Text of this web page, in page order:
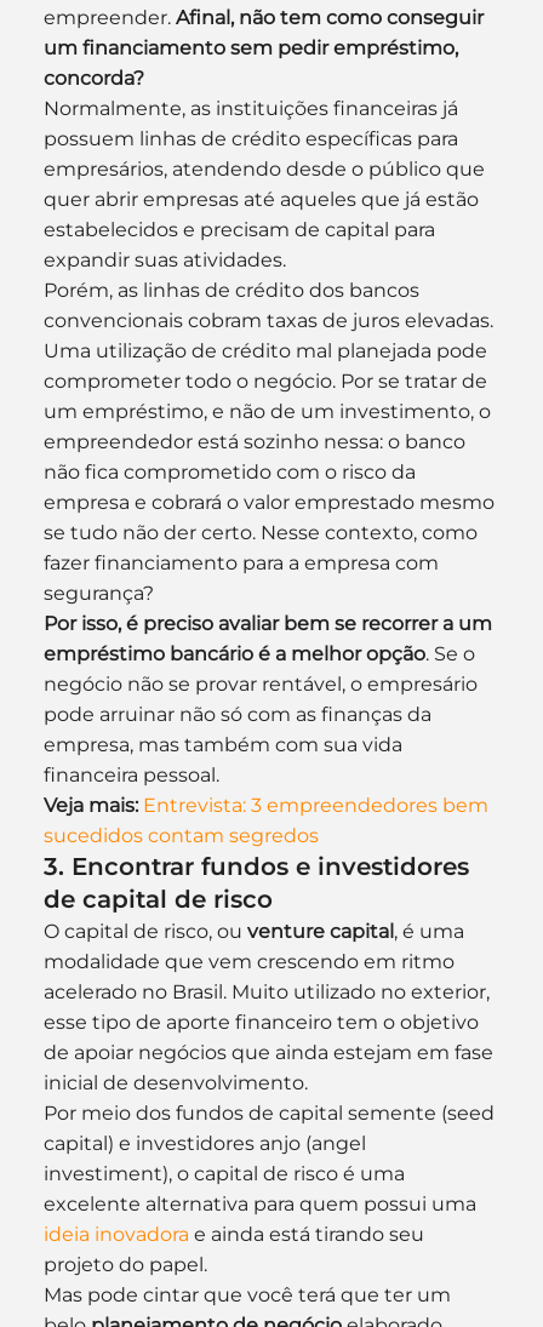
empreender. Afinal, não tem como conseguir
um financiamento sem pedir empréstimo,
concorda?
Normalmente, as instituições financeiras já
possuem linhas de crédito específicas para
empresários, atendendo desde o público que
quer abrir empresas até aqueles que já estão
estabelecidos e precisam de capital para
expandir suas atividades.
Porém, as linhas de crédito dos bancos
convencionais cobram taxas de juros elevadas.
Uma utilização de crédito mal planejada pode
comprometer todo o negócio. Por se tratar de
um empréstimo, e não de um investimento, o
empreendedor está sozinho nessa: o banco
não fica comprometido com o risco da
empresa e cobrará o valor emprestado mesmo
se tudo não der certo. Nesse contexto, como
fazer financiamento para a empresa com
segurança?
Por isso, é preciso avaliar bem se recorrer a um
empréstimo bancário é a melhor opção. Se o
negócio não se provar rentável, o empresário
pode arruinar não só com as finanças da
empresa, mas também com sua vida
financeira pessoal.
Veja mais: Entrevista: 3 empreendedores bem
sucedidos contam segredos
3. Encontrar fundos e investidores
de capital de risco
O capital de risco, ou venture capital, é uma
modalidade que vem crescendo em ritmo
acelerado no Brasil. Muito utilizado no exterior,
esse tipo de aporte financeiro tem o objetivo
de apoiar negócios que ainda estejam em fase
inicial de desenvolvimento.
Por meio dos fundos de capital semente (seed
capital) e investidores anjo (angel
investiment), o capital de risco é uma
excelente alternativa para quem possui uma
ideia inovadora e ainda está tirando seu
projeto do papel.
Mas pode cintar que você terá que ter um